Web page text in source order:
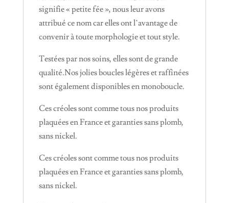
signifie « petite fée », nous leur avons
attribué ce nom car elles ont l’avantage de
convenir à toute morphologie et tout style.
Testées par nos soins, elles sont de grande
qualité.Nos jolies boucles légères et raffinées
sont également disponibles en monoboucle.
Ces créoles sont comme tous nos produits
plaquées en France et garanties sans plomb,
sans nickel.
Ces créoles sont comme tous nos produits
plaquées en France et garanties sans plomb,
sans nickel.